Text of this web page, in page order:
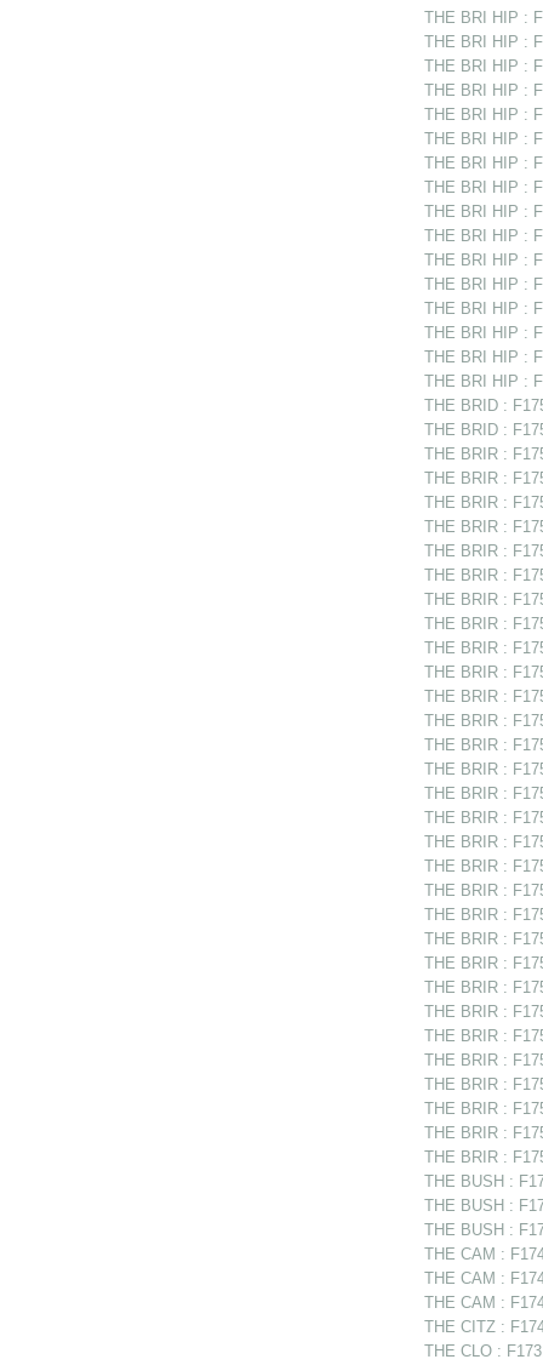
THE BRI HIP :
THE BRI HIP :
THE BRI HIP :
THE BRI HIP :
THE BRI HIP :
THE BRI HIP :
THE BRI HIP :
THE BRI HIP :
THE BRI HIP :
THE BRI HIP :
THE BRI HIP :
THE BRI HIP :
THE BRI HIP :
THE BRI HIP :
THE BRI HIP :
THE BRI HIP :
THE BRID :
THE BRID :
THE BRIR :
THE BRIR :
THE BRIR :
THE BRIR :
THE BRIR :
THE BRIR :
THE BRIR :
THE BRIR :
THE BRIR :
THE BRIR :
THE BRIR :
THE BRIR :
THE BRIR :
THE BRIR :
THE BRIR :
THE BRIR :
THE BRIR :
THE BRIR :
THE BRIR :
THE BRIR :
THE BRIR :
THE BRIR :
THE BRIR :
THE BRIR :
THE BRIR :
THE BRIR :
THE BRIR :
THE BRIR :
THE BRIR :
THE BRIR :
THE BUSH :
THE BUSH :
THE BUSH :
THE CAM :
THE CAM :
THE CAM :
THE CITZ :
THE CLO :